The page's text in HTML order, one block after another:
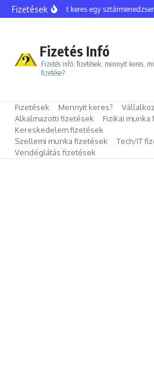
Ugrás a tartalomhoz
FizetésekMennyit keres egy
Fizetés Infó
Fizetés infó, fizetések, mennyit keres,
fizetése?
Fizetések Mennyit keres?
Alkalmazotti fizetések
Fizikai munka
Kereskedelem fizetések
Szellemi munka fizetések
Tech/IT
Vendéglátás fizetések